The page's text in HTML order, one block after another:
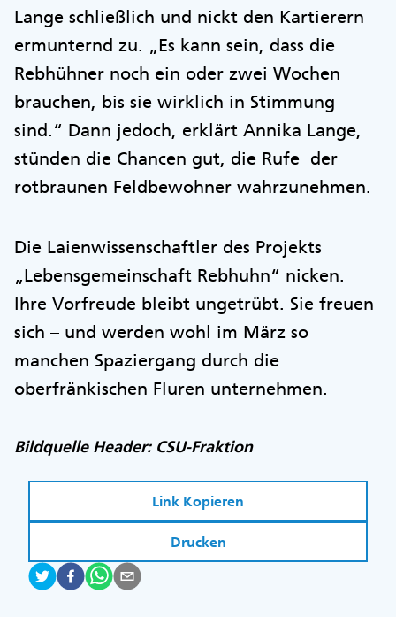
Lange schließlich und nickt den Kartierern
ermunternd zu. „Es kann sein, dass die
Rebhühner noch ein oder zwei Wochen
brauchen, bis sie wirklich in Stimmung
sind.“ Dann jedoch, erklärt Annika Lange,
stünden die Chancen gut, die Rufe der
rotbraunen Feldbewohner wahrzunehmen.
Die Laienwissenschaftler des Projekts
„Lebensgemeinschaft Rebhuhn“ nicken.
Ihre Vorfreude bleibt ungetrübt. Sie freuen
sich – und werden wohl im März so
manchen Spaziergang durch die
oberfränkischen Fluren unternehmen.
Bildquelle Header: CSU-Fraktion
Link Kopieren
Drucken